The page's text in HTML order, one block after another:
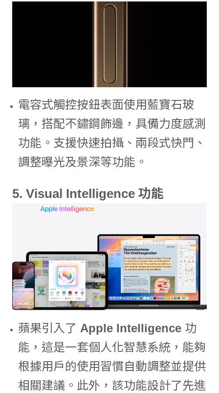
電容式觸控按鈕表面使用藍寶石玻
璃，搭配不鏽鋼飾邊，具備力度感測
功能。支援快速拍攝、兩段式快門、
調整曝光及景深等功能。
5. Visual Intelligence 功能
蘋果引入了 Apple Intelligence功
能，這是一套個人化智慧系統，能夠
根據用戶的使用習慣自動調整並提供
相關建議。此外，該功能設計了先進